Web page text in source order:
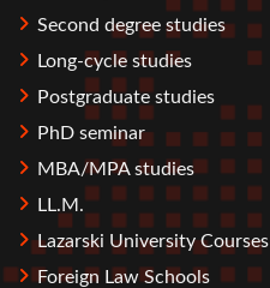
Second degree studies
Long-cycle studies
Postgraduate studies
PhD seminar
MBA/MPA studies
LL.M.
Lazarski University Courses
Foreign Law Schools